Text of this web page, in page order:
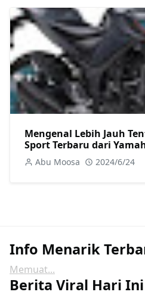
Mengenal Lebih Jauh
Sport Terbaru dari
Abu Moosa 2024/6/24
Info Menarik
Memuat...
Berita Viral Hari Ini